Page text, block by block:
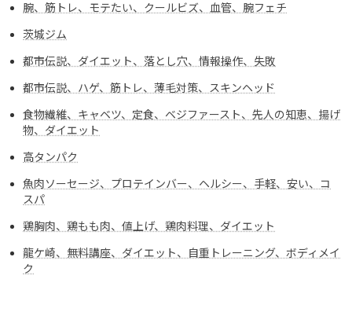
腕、筋トレ、モテたい、クールビズ、血管、腕フェチ
茨城ジム
都市伝説、ダイエット、落とし穴、情報操作、失敗
都市伝説、ハゲ、筋トレ、薄毛対策、スキンヘッド
食物繊維、キャベツ、定食、ベジファースト、先人の知恵、揚げ
物、ダイエット
高タンパク
魚肉ソーセージ、プロテインバー、ヘルシー、手軽、安い、コ
スパ
鶏胸肉、鶏もも肉、値上げ、鶏肉料理、ダイエット
龍ケ崎、無料講座、ダイエット、自重トレーニング、ボディメイ
ク